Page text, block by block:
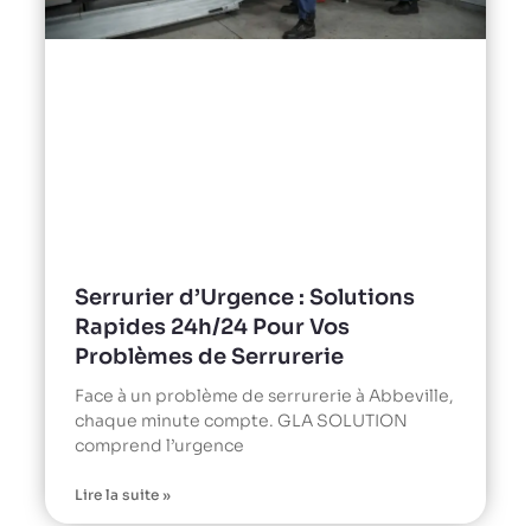
Serrurier d’Urgence : Solutions
Rapides 24h/24 Pour Vos
Problèmes de Serrurerie
Face à un problème de serrurerie à Abbeville,
chaque minute compte. GLA SOLUTION
comprend l’urgence
Lire la suite »